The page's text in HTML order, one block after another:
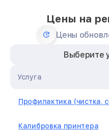
Цены на
Цены
Выберите
Услуга
Профилактика (чистка,
Калибровка принтера